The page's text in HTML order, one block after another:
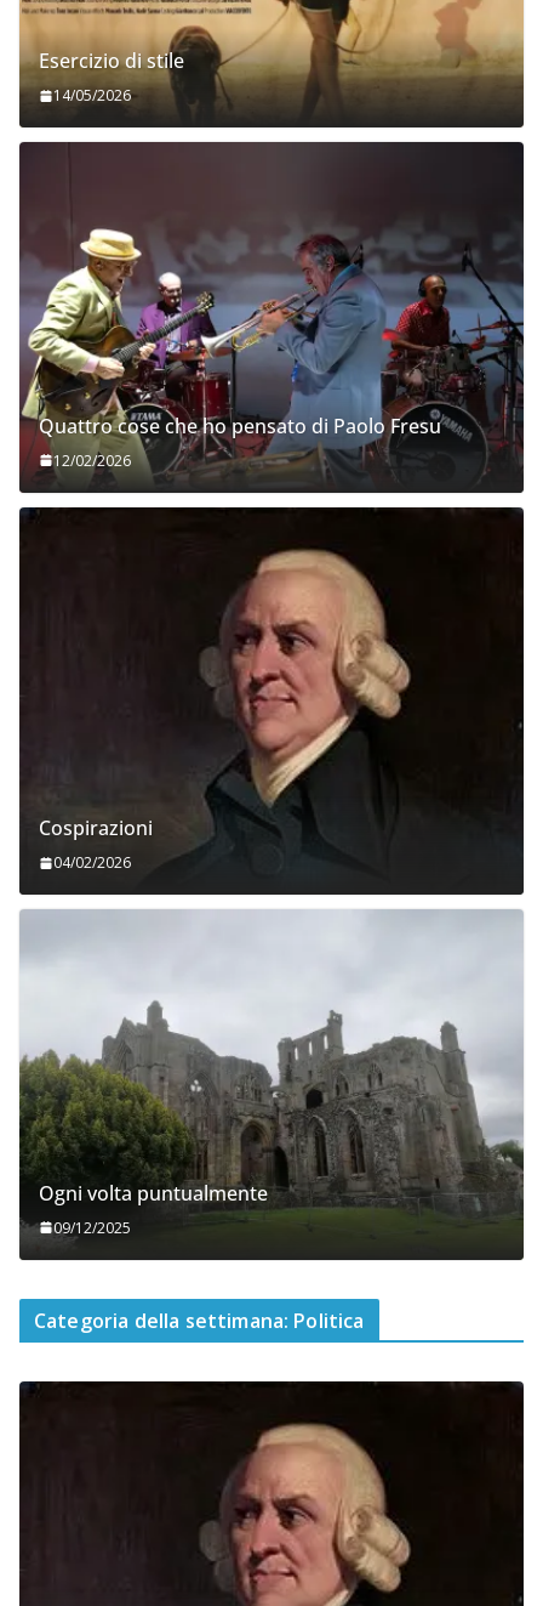
Esercizio di stile
14/05/2026
Quattro cose che ho pensato di Paolo Fresu
12/02/2026
Cospirazioni
04/02/2026
Ogni volta puntualmente
09/12/2025
Categoria della settimana: Politica